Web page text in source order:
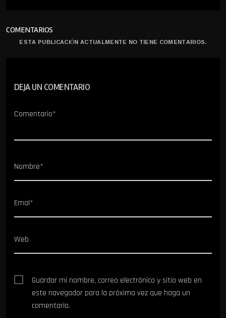
COMENTARIOS
ESTA PUBLICACIÓN ACTUALMENTE NO TIENE COMENTARIOS.
DEJA UN COMENTARIO
Comentario*
Nombre*
Emal*
Web
Guardar mi nombre, correo electrónico y sitio web en
este navegador para la próxima vez que haga un
comentario.